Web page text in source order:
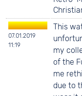
07.01.2019
11:19
This
my
of the
me
due to